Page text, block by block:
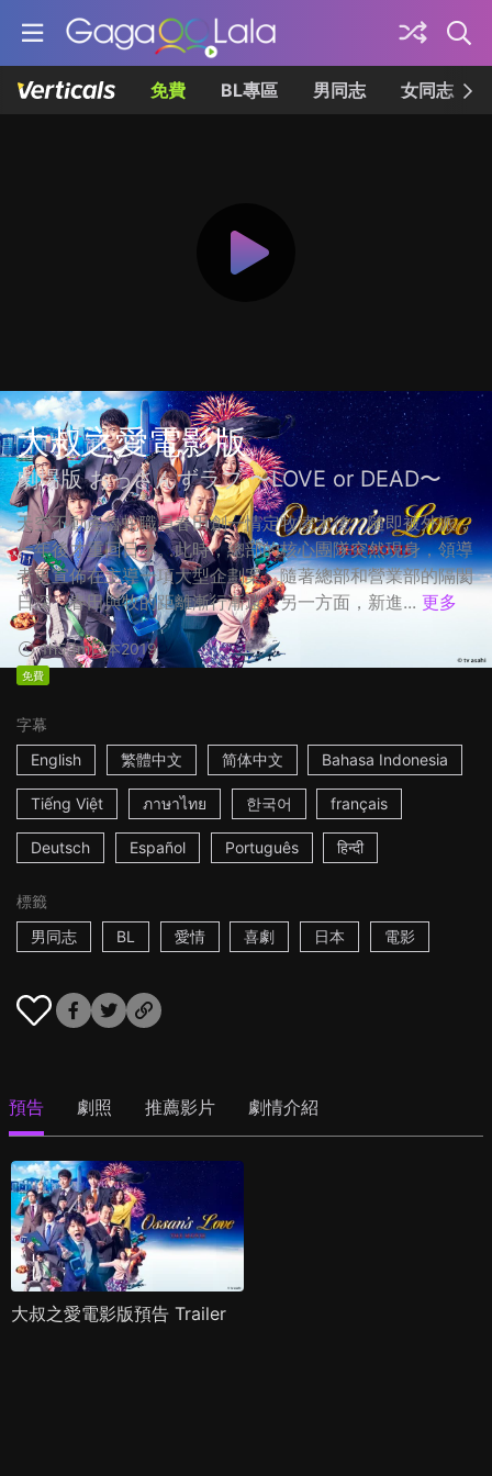
免費 BL專區 男同志 女同志
大叔之愛電影版
劇場版 おっさんずラブ 〜LOVE or DEAD〜
天空不動產魯蛇職員春田創一情定牧凌太後，隨即被外派，
一年後才重回日本。此時，總部的核心團隊突然現身，領導
者更宣佈在主導一項大型企劃案，隨著總部和營業部的隔閡
日深，春田與牧的距離漸行漸遠。另一方面，新進... 更多
1h53m日本2019
免費
字幕
English
繁體中文 简体中文 Bahasa Indonesia
Tiếng Việt ภาษาไทย 한국어 français
Deutsch Español Português हिन्दी
標籤
男同志
BL 愛情 喜劇 日本 電影
預告 劇照 推薦影片 劇情介紹
大叔之愛電影版預告 Trailer